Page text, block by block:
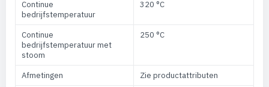
Continue
bedrijfstemperatuur
320 °C
Continue
bedrijfstemperatuur met
stoom
250 °C
Afmetingen
Zie productattributen